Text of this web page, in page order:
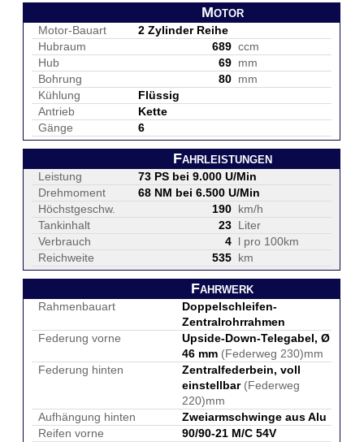
Motor
Motor-Bauart
2 Zylinder Reihe
Hubraum
689 ccm
Hub
69 mm
Bohrung
80 mm
Kühlung
Flüssig
Antrieb
Kette
Gänge
6
Fahrleistungen
Leistung
73 PS bei 9.000 U/Min
Drehmoment
68 NM bei 6.500 U/Min
Höchstgeschw.
190 km/h
Tankinhalt
23 Liter
Verbrauch
4 l pro 100km
Reichweite
535 km
Fahrwerk
Rahmenbauart
Doppelschleifen-
Zentralrohrrahmen
Federung vorne
Upside-Down-Telegabel, Ø
46 mm (Federweg 230)mm
Federung hinten
Zentralfederbein, voll
einstellbar(Federweg
220)mm
Aufhängung hinten
Zweiarmschwinge aus Alu
Reifen vorne
90/90-21 M/C 54V